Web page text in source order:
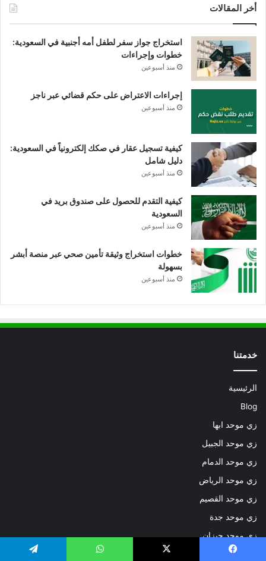
أخر المقالات
استخراج جواز سفر لطفل أمه أجنبية في السعودية:
خطوات وإجراءات
منذ أسبوعين
إجراءات الاعتراض على حكم قضائي عبر ناجز
منذ أسبوعين
كيفية تسجيل عقار في صكك إلكترونياً في السعودية:
دليل شامل
منذ أسبوعين
كيفية التقدم للحصول على صندوق بريد في
السعودية
منذ أسبوعين
خطوات استخراج وثيقة تأمين صحي عبر منصة أبشر
بسهولة
منذ أسبوعين
خدمتنا
الرئيسية
Blog
زي موحد ابها
زي موحد الجبيل
زي موحد الدمام
زي موحد الرياض
زي موحد القصيم
زي موحد جدة
زي موحد جيزان
زي موحد عسير